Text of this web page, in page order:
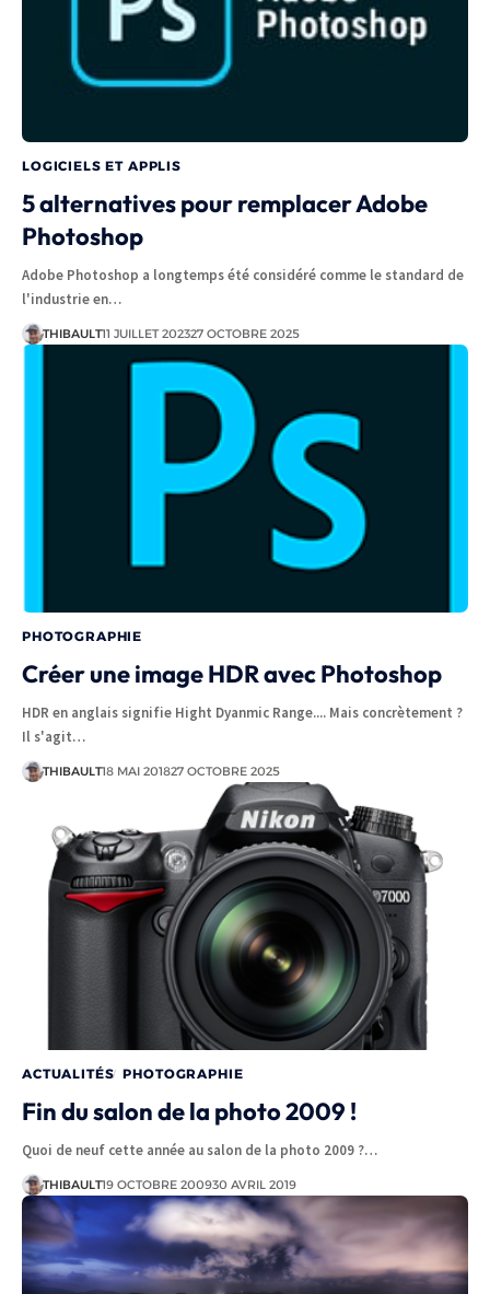
LOGICIELS ET APPLIS
5 alternatives pour remplacer Adobe
Photoshop
Adobe Photoshop a longtemps été considéré comme le standard de
l'industrie en…
THIBAULT11 JUILLET 202327 OCTOBRE 2025
PHOTOGRAPHIE
Créer une image HDR avec Photoshop
HDR en anglais signifie Hight Dyanmic Range.... Mais concrètement ?
Il s'agit…
THIBAULT18 MAI 201827 OCTOBRE 2025
ACTUALITÉS PHOTOGRAPHIE
Fin du salon de la photo 2009 !
Quoi de neuf cette année au salon de la photo 2009 ?…
THIBAULT19 OCTOBRE 200930 AVRIL 2019